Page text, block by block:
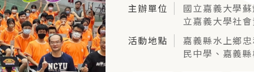
主辦單位
國立嘉義大學
立嘉義大學社
活動地點
嘉義縣水上鄉
民中學、嘉義